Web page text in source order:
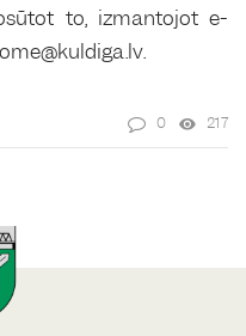
to, izmantojot e-
0 217